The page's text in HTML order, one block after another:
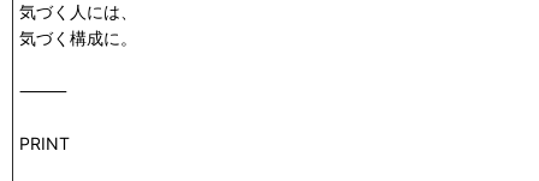
気づく人には、
気づく構成に。
⸻
PRINT